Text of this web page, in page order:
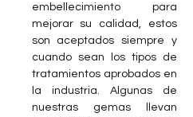
embellecimiento para
mejorar su calidad, estos
son aceptados siempre y
cuando sean los tipos de
tratamientos aprobados en
la industria. Algunas de
nuestras gemas llevan